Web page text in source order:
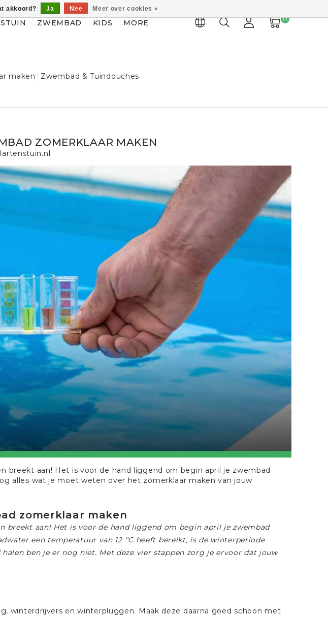
ZWEMBAD KIDS MORE 0
maken Zwembad & Tuindouches
ZOMERKLAAR MAKEN
breekt aan! Het is voor de hand liggend om begin april je zwembad
alles wat je moet weten over het zomerklaar maken van jouw
zomerklaar maken
breekt aan! Het is voor de hand liggend om begin april je zwembad
een temperatuur van 12 ºC heeft bereikt, is de winterperiode
ben je er nog niet. Met deze vier stappen zorg je ervoor dat jouw
winterdrijvers en winterpluggen. Maak deze daarna goed schoon met
akkoord? Ja Nee Meer over cookies »